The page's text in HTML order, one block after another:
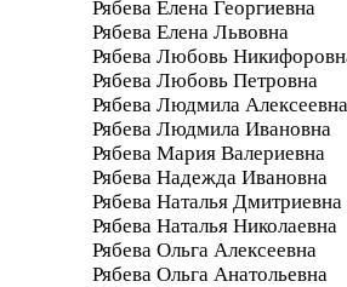
Рябева Елена Георгиевна
Рябева Елена Львовна
Рябева Любовь
Рябева Любовь Петровна
Рябева Людмила Алексеевна
Рябева Людмила Ивановна
Рябева Мария Валериевна
Рябева Надежда Ивановна
Рябева Наталья Дмитриевна
Рябева Наталья Николаевна
Рябева Ольга Алексеевна
Рябева Ольга Анатольевна